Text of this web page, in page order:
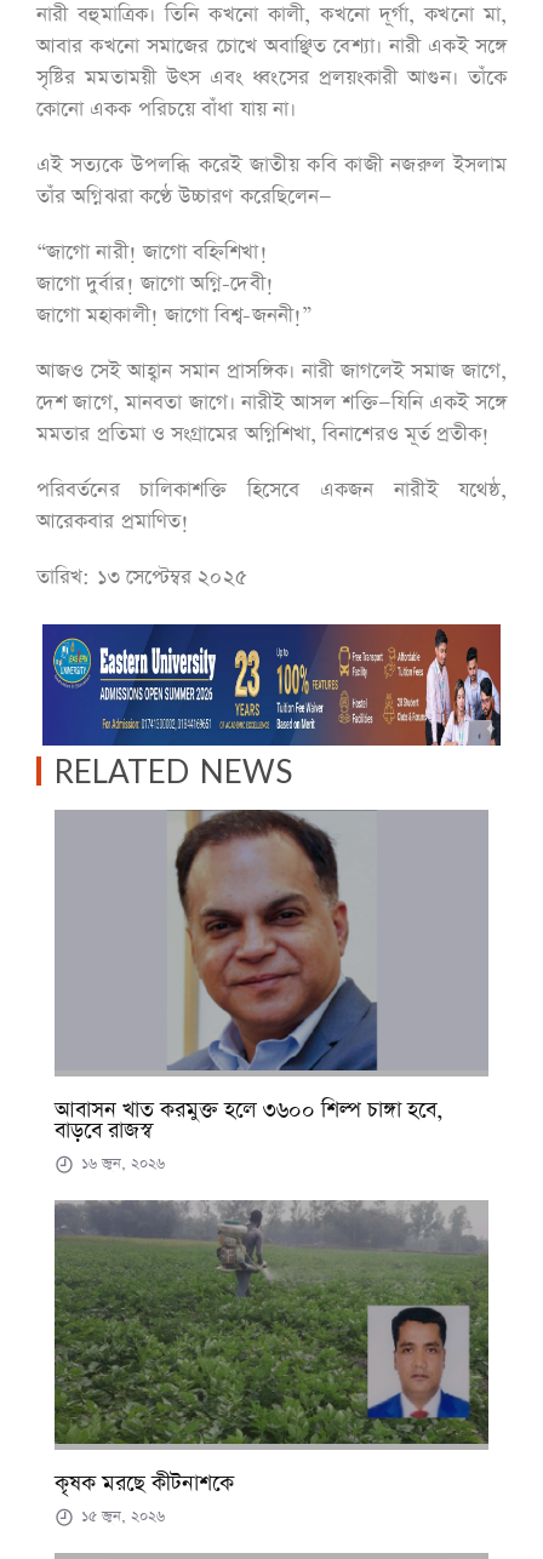
নারী বহুমাত্রিক। তিনি কখনো কালী, কখনো দূর্গা, কখনো মা,
আবার কখনো সমাজের চোখে অবাঞ্ছিত বেশ্যা। নারী একই সঙ্গে
সৃষ্টির মমতাময়ী উৎস এবং ধ্বংসের প্রলয়ংকারী আগুন। তাঁকে
কোনো একক পরিচয়ে বাঁধা যায় না।
এই সত্যকে উপলব্ধি করেই জাতীয় কবি কাজী নজরুল ইসলাম
তাঁর অগ্নিঝরা কণ্ঠে উচ্চারণ করেছিলেন—
“জাগো নারী! জাগো বহ্নিশিখা!
জাগো দুর্বার! জাগো অগ্নি-দেবী!
জাগো মহাকালী! জাগো বিশ্ব-জননী!”
আজও সেই আহ্বান সমান প্রাসঙ্গিক। নারী জাগলেই সমাজ জাগে,
দেশ জাগে, মানবতা জাগে। নারীই আসল শক্তি—যিনি একই সঙ্গে
মমতার প্রতিমা ও সংগ্রামের অগ্নিশিখা, বিনাশেরও মূর্ত প্রতীক!
পরিবর্তনের চালিকাশক্তি হিসেবে একজন নারীই যথেষ্ঠ,
আরেকবার প্রমাণিত!
তারিখ: ১৩ সেপ্টেম্বর ২০২৫
RELATED NEWS
আবাসন খাত করমুক্ত হলে ৩৬০০ শিল্প চাঙ্গা হবে,
বাড়বে রাজস্ব
১৬ জুন, ২০২৬
কৃষক মরছে কীটনাশকে
১৫ জুন, ২০২৬